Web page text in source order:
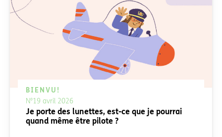
BIENVU!
N°19 avril 2026
Je porte des lunettes, est-ce que je pourrai
quand même être pilote ?